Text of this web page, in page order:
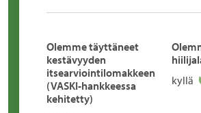
Olemme täyttäneet
kestävyyden
itsearviointilomakkeen
(VASKI-hankkeessa
kehitetty)
kyllä